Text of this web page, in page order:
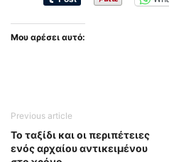
Μου αρέσει αυτό:
Previous article
Το ταξίδι και οι περιπέτειες
ενός αρχαίου αντικειμένου